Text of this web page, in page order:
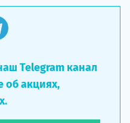
Telegram канал
об акциях,